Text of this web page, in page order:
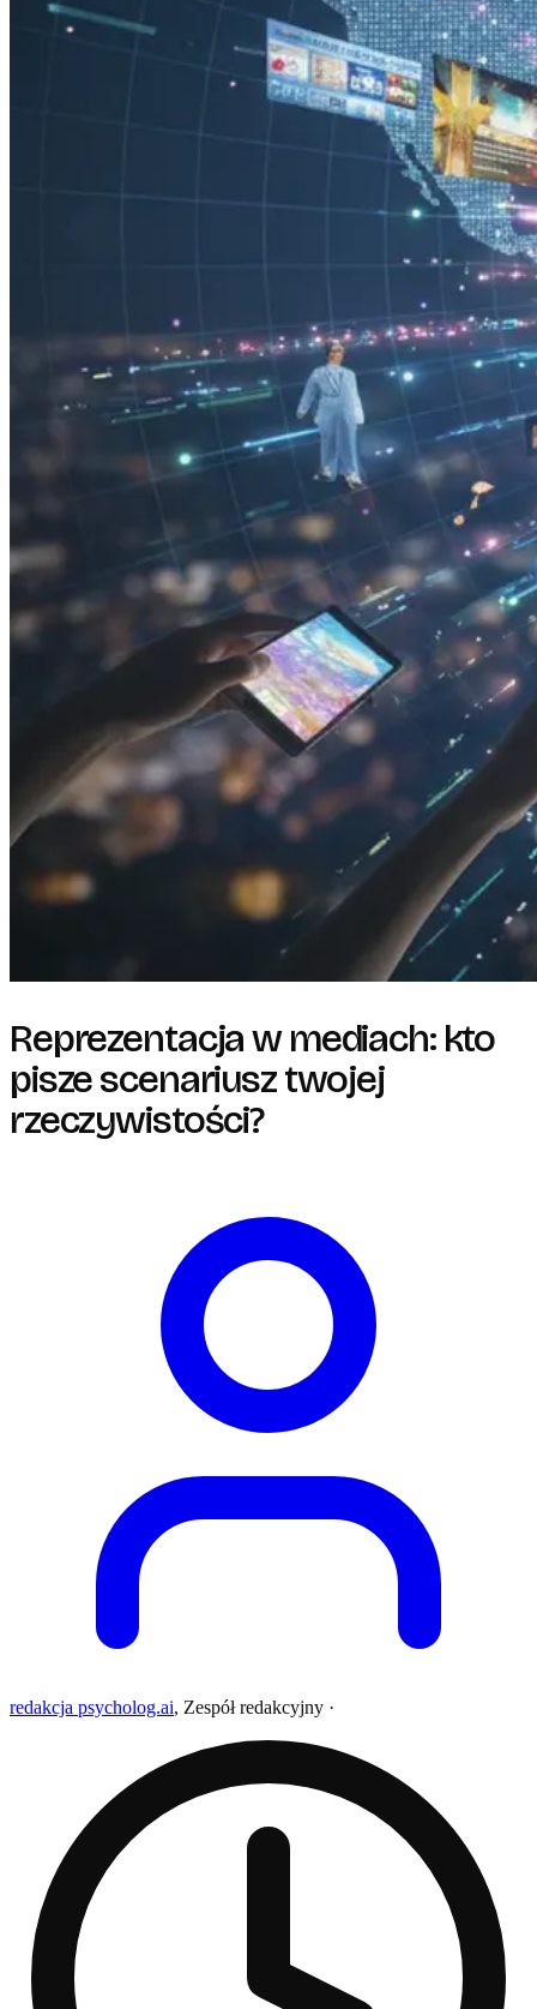
Reprezentacja w mediach: kto
pisze scenariusz twojej
rzeczywistości?
redakcja psycholog.ai, Zespół redakcyjny ·